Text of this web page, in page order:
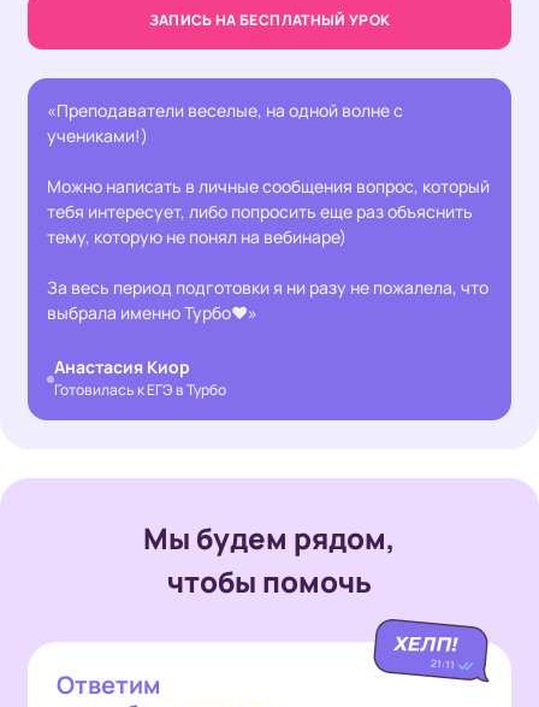
ЗАПИСЬ НА БЕСПЛАТНЫЙ УРОК
«Преподаватели веселые, на одной волне с
учениками!)
Можно написать в личные сообщения вопрос, который
тебя интересует, либо попросить еще раз объяснить
тему, которую не понял на вебинаре)
За весь период подготовки я ни разу не пожалела, что
выбрала именно Турбо❤️»
Анастасия Киор
Готовилась к ЕГЭ в Турбо
Мы будем рядом,
чтобы помочь
Ответим